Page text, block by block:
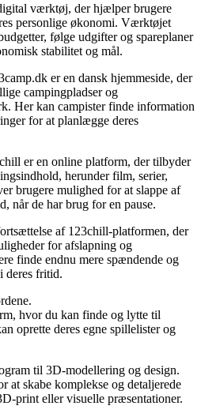
værktøj, der hjælper brugere
personlige økonomi. Værktøjet
følge udgifter og spareplaner
stabilitet og mål.
er en dansk hjemmeside, der
campingpladser og
Her kan campister finde information
for at planlægge deres
er en online platform, der tilbyder
herunder film, serier,
brugere mulighed for at slappe af
når de har brug for en pause.
af 123chill-platformen, der
for afslapning og
finde endnu mere spændende og
deres fritid.
hvor du kan finde og lytte til
oprette deres egne spillelister og
til 3D-modellering og design.
at skabe komplekse og detaljerede
print eller visuelle præsentationer.